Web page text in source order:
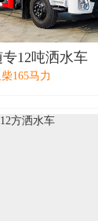
12吨洒水车
165马力